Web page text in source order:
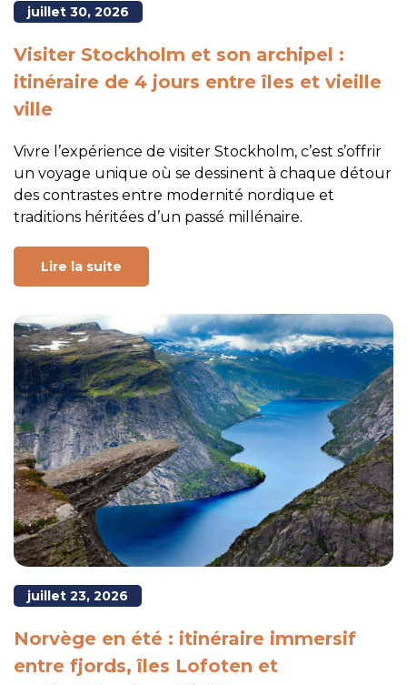
juillet 30, 2026
Visiter Stockholm et son archipel :
itinéraire de 4 jours entre îles et vieille
ville
Vivre l’expérience de visiter Stockholm, c’est s’offrir
un voyage unique où se dessinent à chaque détour
des contrastes entre modernité nordique et
traditions héritées d’un passé millénaire.
Lire la suite
juillet 23, 2026
Norvège en été : itinéraire immersif
entre fjords, îles Lofoten et